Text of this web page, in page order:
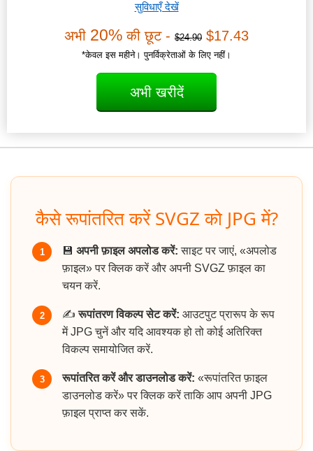
सुविधाएँ देखें
अभी 20% की छूट - $24.90 $17.43
*केवल इस महीने। पुनर्विक्रेताओं के लिए नहीं।
अभी खरीदें
कैसे रूपांतरित करें SVGZ को JPG में?
1 💾 अपनी फ़ाइल अपलोड करें: साइट पर जाएं, «अपलोड
फ़ाइल» पर क्लिक करें और अपनी SVGZ फ़ाइल का
चयन करें.
2 ✍️रूपांतरण विकल्प सेट करें: आउटपुट प्रारूप के रूप
में JPG चुनें और यदि आवश्यक हो तो कोई अतिरिक्त
विकल्प समायोजित करें.
3 रूपांतरित करें और डाउनलोड करें: «रूपांतरित फ़ाइल
डाउनलोड करें» पर क्लिक करें ताकि आप अपनी JPG
फ़ाइल प्राप्त कर सकें.